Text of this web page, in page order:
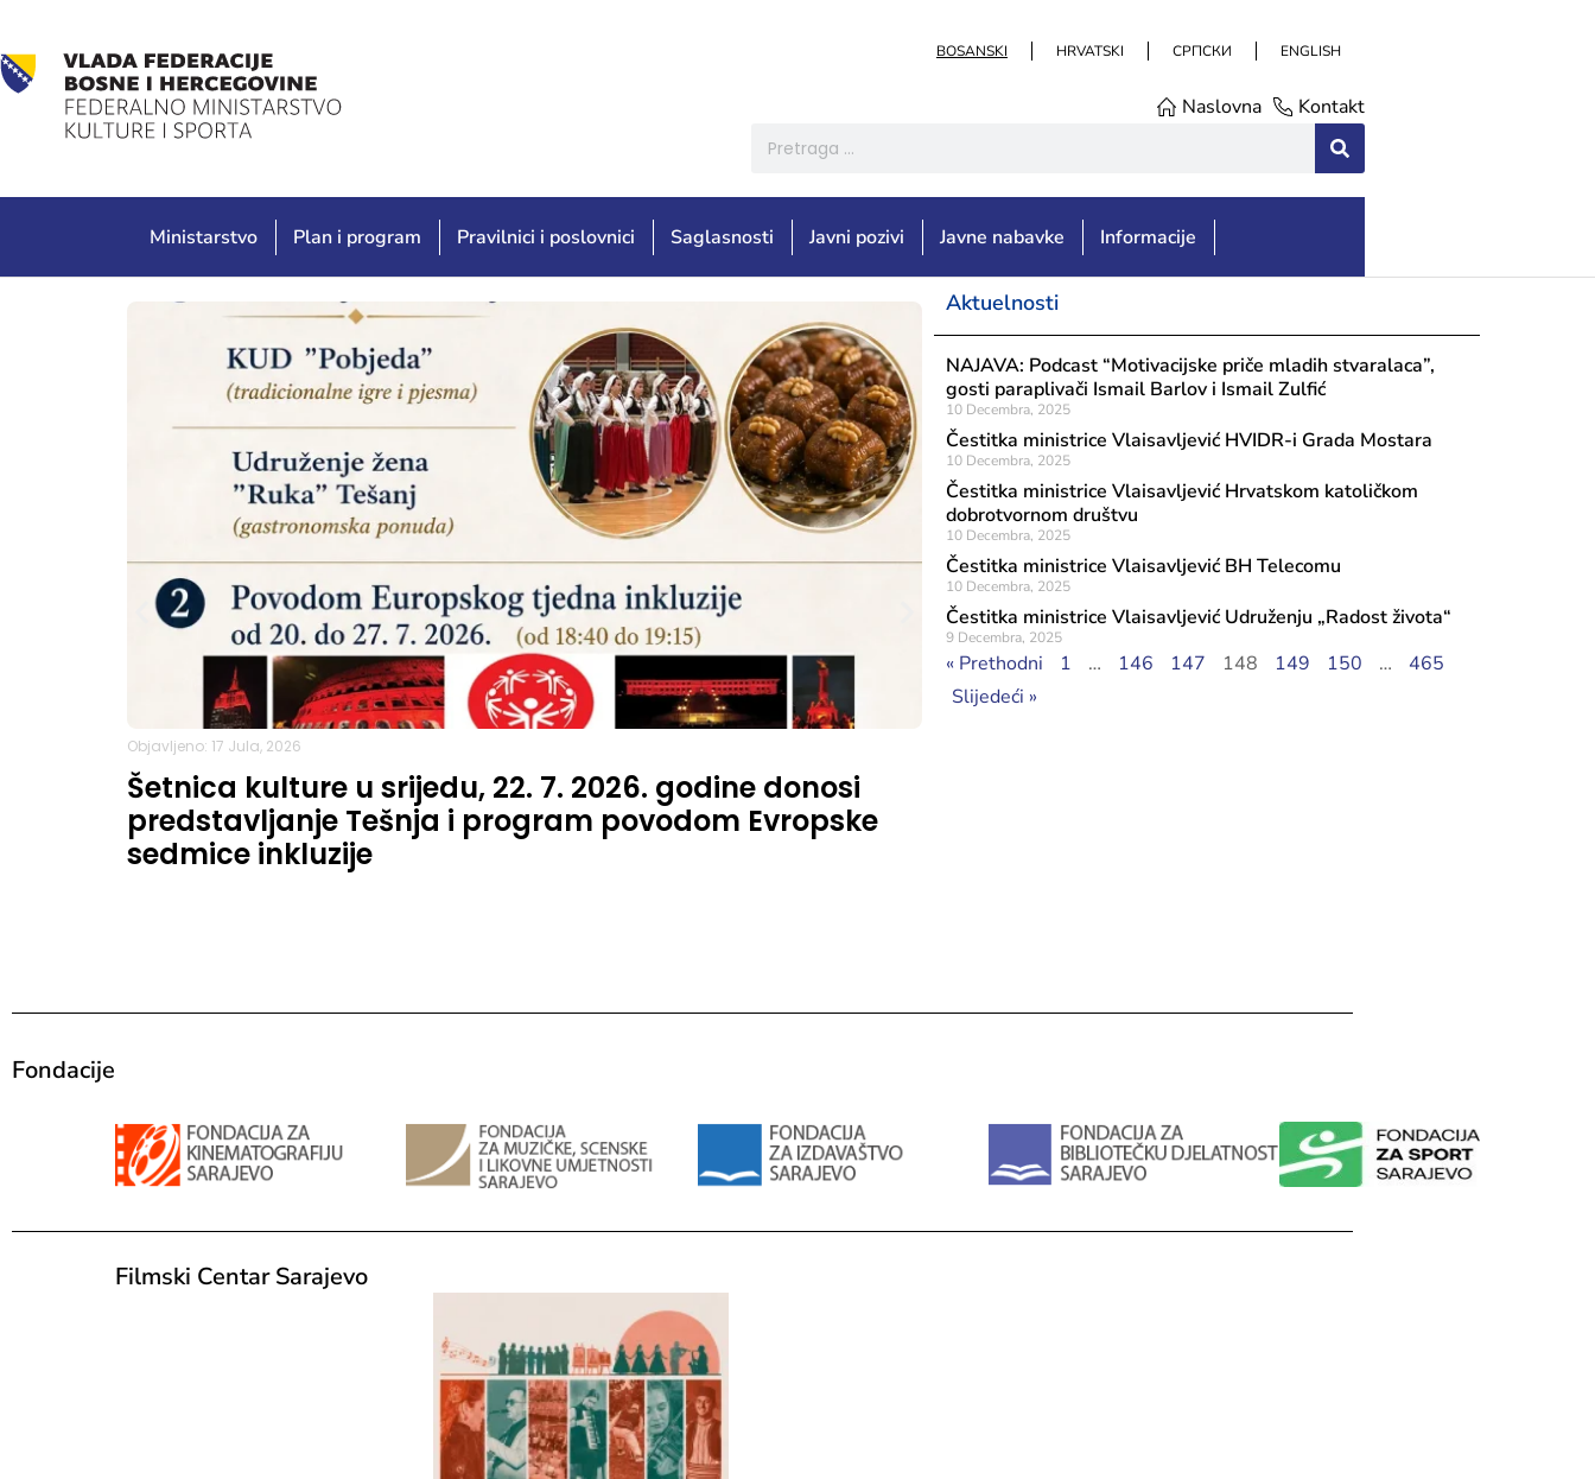
BOSANSKI HRVATSKI СРПСКИ ENGLISH
Naslovna Kontakt
Ministarstvo Plan i program Pravilnici i poslovnici Saglasnosti Javni pozivi Javne nabavke Informacije
Objavljeno: 17 Jula, 2026
Šetnica kulture u srijedu, 22. 7. 2026. godine donosi
predstavljanje Tešnja i program povodom Evropske
sedmice inkluzije
Aktuelnosti
NAJAVA: Podcast “Motivacijske priče mladih stvaralaca”,
gosti paraplivači Ismail Barlov i Ismail Zulfić
10 Decembra, 2025
Čestitka ministrice Vlaisavljević HVIDR-i Grada Mostara
10 Decembra, 2025
Čestitka ministrice Vlaisavljević Hrvatskom katoličkom
dobrotvornom društvu
10 Decembra, 2025
Čestitka ministrice Vlaisavljević BH Telecomu
10 Decembra, 2025
Čestitka ministrice Vlaisavljević Udruženju „Radost života“
9 Decembra, 2025
« Prethodni 1 … 146 147 148 149 150 …
465
Slijedeći »
Fondacije
Filmski Centar Sarajevo